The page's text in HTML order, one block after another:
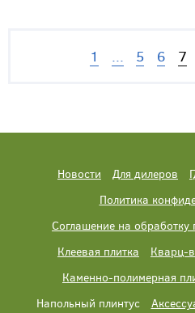
1 ... 5 6 7
Новости Для дилеров
Политика
Соглашение на
Клеевая плитка
Кварц-
Каменно-полимерная
Напольный плинтус